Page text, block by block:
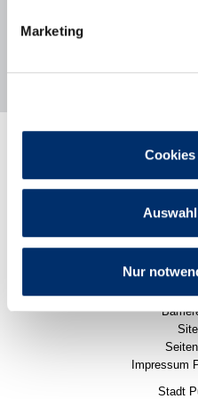
Marketing
Nur
gemeindecaritas
Impressum
Stadt